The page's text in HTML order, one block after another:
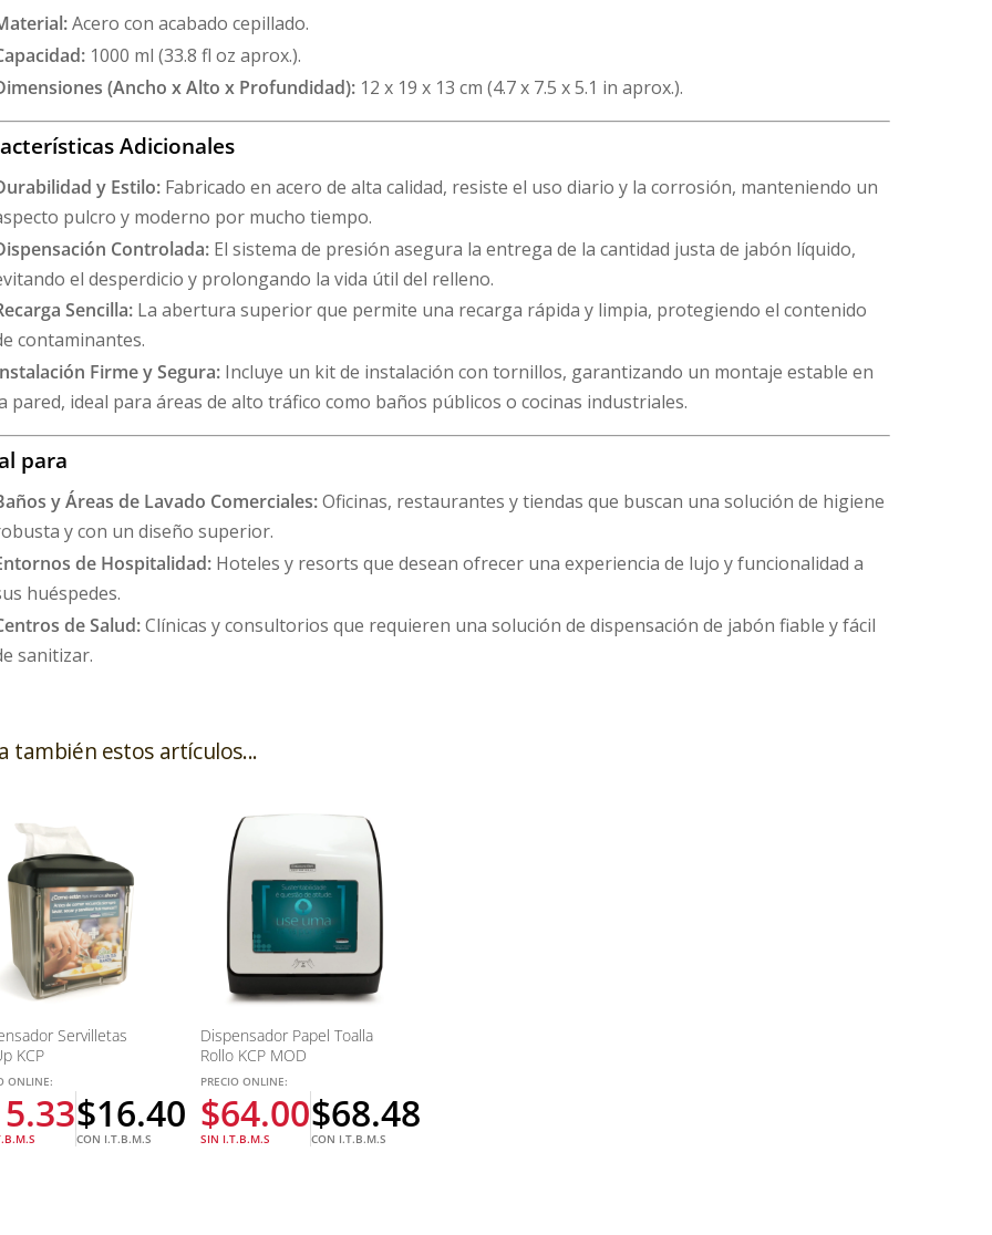
Acero con acabado cepillado.
1000 ml (33.8 fl oz aprox.).
(Ancho x Alto x Profundidad): 12 x 19 x 13 cm (4.7 x 7.5 x 5.1 in aprox.).
Adicionales
y Estilo: Fabricado en acero de alta calidad, resiste el uso diario y la corrosión, manteniendo un
pulcro y moderno por mucho tiempo.
Controlada: El sistema de presión asegura la entrega de la cantidad justa de jabón líquido,
el desperdicio y prolongando la vida útil del relleno.
Sencilla: La abertura superior que permite una recarga rápida y limpia, protegiendo el contenido
contaminantes.
Firme y Segura: Incluye un kit de instalación con tornillos, garantizando un montaje estable en
pared, ideal para áreas de alto tráfico como baños públicos o cocinas industriales.
para
y Áreas de Lavado Comerciales:Oficinas, restaurantes y tiendas que buscan una solución de higiene
y con un diseño superior.
de Hospitalidad: Hoteles y resorts que desean ofrecer una experiencia de lujo y funcionalidad a
huéspedes.
de Salud:Clínicas y consultorios que requieren una solución de dispensación de jabón fiable y fácil
sanitizar.
también estos artículos...
Servilletas
KCP
ONLINE:
$16.40
CON I.T.B.M.S
Dispensador Papel Toalla
Rollo KCP MOD
PRECIO ONLINE:
$64.00
SIN I.T.B.M.S
$68.48
CON I.T.B.M.S